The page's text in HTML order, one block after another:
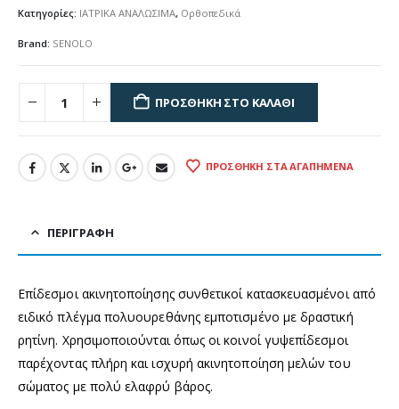
Κατηγορίες: ΙΑΤΡΙΚΑ ΑΝΑΛΩΣΙΜΑ, Ορθοπεδικά
Brand: SENOLO
ΠΡΟΣΘΉΚΗ ΣΤΟ ΚΑΛΆΘΙ
ΠΡΟΣΘΉΚΗ ΣΤΑ ΑΓΑΠΗΜΈΝΑ
ΠΕΡΙΓΡΑΦΉ
Επίδεσμοι ακινητοποίησης συνθετικοί κατασκευασμένοι από
ειδικό πλέγμα πολυουρεθάνης εμποτισμένο με δραστική
ρητίνη. Χρησιμοποιούνται όπως οι κοινοί γυψεπίδεσμοι
παρέχοντας πλήρη και ισχυρή ακινητοποίηση μελών του
σώματος με πολύ ελαφρύ βάρος.